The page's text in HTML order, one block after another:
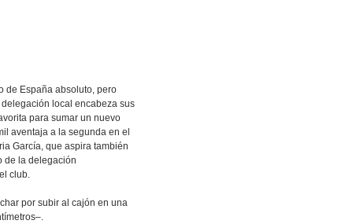
de España absoluto, pero
local encabeza sus
para sumar un nuevo
aventaja a la segunda en el
García, que aspira también
de la delegación
club.
por subir al cajón en una